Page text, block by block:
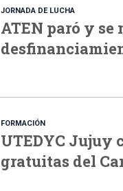
JORNADA DE LUCHA
ATEN paró y
FORMACIÓN
UTEDYC Jujuy
gratuitas del